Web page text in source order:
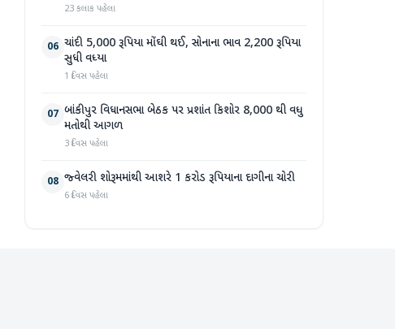
23 કલાક પહેલા
06 ચાંદી 5,000 રૂપિયા મોંઘી થઈ, સોનાના ભાવ 2,200 રૂપિયા
સુધી વધ્યા
1 દિવસ પહેલા
07 બાંકીપુર વિધાનસભા બેઠક પર પ્રશાંત કિશોર 8,000 થી વધુ
મતોથી આગળ
3 દિવસ પહેલા
08 જ્વેલરી શોરૂમમાંથી આશરે 1 કરોડ રૂપિયાના દાગીના ચોરી
6 દિવસ પહેલા